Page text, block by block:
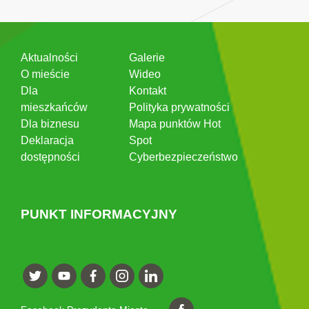
Aktualności
O mieście
Dla
mieszkańców
Dla biznesu
Deklaracja
dostępności
Galerie
Wideo
Kontakt
Polityka prywatności
Mapa punktów Hot
Spot
Cyberbezpieczeństwo
PUNKT INFORMACYJNY